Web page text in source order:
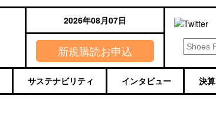
2026年08月07日
新規購読お申込
サステナビリティ インタビュー 決算